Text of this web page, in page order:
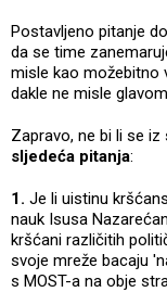
Postavljeno pitanje
da se time
misle kao možebitno
dakle ne misle
Zapravo, ne bi li se
sljedeća pitanja:
1. Je li uistinu
nauk Isusa
kršćani različitih
svoje mreže bacaju
s MOST-a na obje